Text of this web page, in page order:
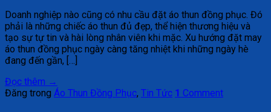
Doanh nghiệp nào cũng có nhu cầu đặt áo thun đồng phục. Đó
phải là những chiếc áo thun đủ đẹp, thể hiện thương hiệu và
tạo sự tự tin và hài lòng nhân viên khi mặc. Xu hướng đặt may
áo thun đồng phục ngày càng tăng nhiệt khi những ngày hè
đang đến gần, […]
Đọc thêm →
Đăng trong Áo Thun Đồng Phục, Tin Tức 1 Comment